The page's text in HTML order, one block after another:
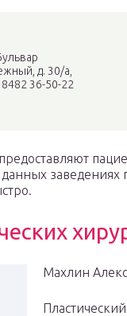
д. 30/а,
36-50-22
Махлин